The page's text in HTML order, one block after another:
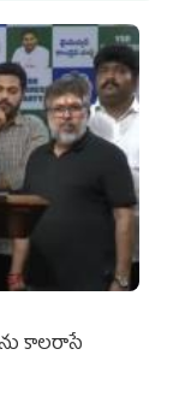
కాలరాసే